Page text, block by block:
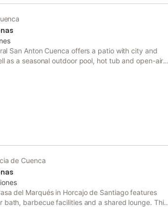
San Anton Cuenca offers a patio with city and
as a seasonal outdoor pool, hot tub and open-air
de Cuenca
del Marqués in Horcajo de Santiago features
bath, barbecue facilities and a shared lounge. This